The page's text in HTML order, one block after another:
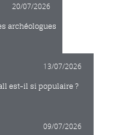
20/07/2026
archéologues
13/07/2026
est-il si populaire ?
09/07/2026